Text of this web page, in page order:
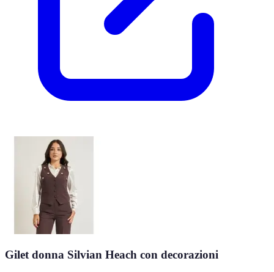
Gilet donna Silvian Heach con decorazioni